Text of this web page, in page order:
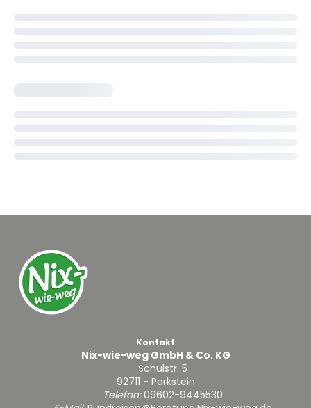
Kontakt
Nix-wie-weg GmbH & Co. KG
Schulstr. 5
92711 - Parkstein
Telefon:09602-9445530